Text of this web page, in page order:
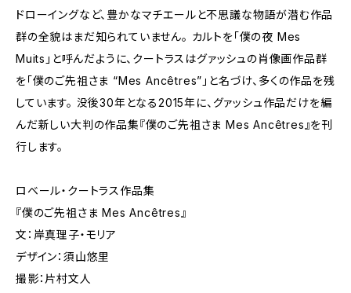
ドローイングなど、豊かなマチエールと不思議な物語が潜む作品
群の全貌はまだ知られていません。 カルトを「僕の夜 Mes
Muits」と呼んだように、クートラスはグァッシュの肖像画作品群
を「僕のご先祖さま “Mes Ancêtres”」と名づけ、多くの作品を残
しています。 没後30年となる2015年に、グァッシュ作品だけを編
んだ新しい大判の作品集『僕のご先祖さま Mes Ancêtres』を刊
行します。
ロベール・クートラス作品集
『僕のご先祖さま Mes Ancêtres』
文：岸真理子・モリア
デザイン：須山悠里
撮影：片村文人